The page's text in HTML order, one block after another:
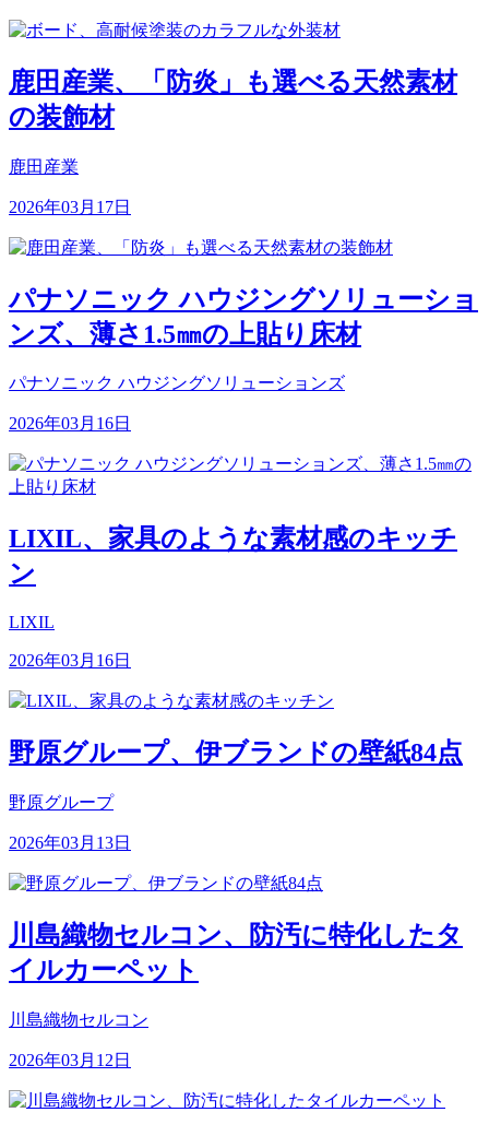
鹿田産業、「防炎」も選べる天然素材
の装飾材
鹿田産業
2026年03月17日
パナソニック ハウジングソリューショ
ンズ、薄さ1.5㎜の上貼り床材
パナソニック ハウジングソリューションズ
2026年03月16日
LIXIL、家具のような素材感のキッチ
ン
LIXIL
2026年03月16日
野原グループ、伊ブランドの壁紙84点
野原グループ
2026年03月13日
川島織物セルコン、防汚に特化したタ
イルカーペット
川島織物セルコン
2026年03月12日